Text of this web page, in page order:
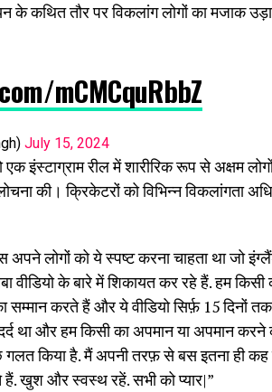
कथित तौर पर विकलांग लोगों का मजाक
mCMCquRbbZ
July 15, 2024
एक इंस्टाग्राम रील में शारीरिक रूप से अक्षम
की। क्रिकेटरों को विभिन्न विकलांगता
अपने लोगों को ये स्पष्ट करना चाहता था जो
वीडियो के बारे में शिकायत कर रहे हैं. हम
सम्मान करते हैं और ये वीडियो सिर्फ़ 15 दिनों
था और हम किसी का अपमान या अपमान
किया है. मैं अपनी तरफ़ से बस इतना ही
खुश और स्वस्थ रहें. सभी को प्यार|”